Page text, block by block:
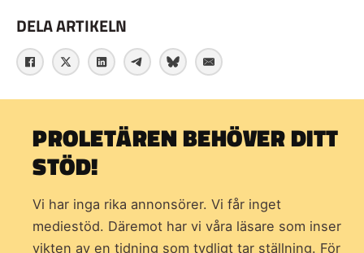
DELA ARTIKELN
PROLETÄREN BEHÖVER DITT
STÖD!
Vi har inga rika annonsörer. Vi får inget
mediestöd. Däremot har vi våra läsare som inser
vikten av en tidning som tydligt tar ställning. För